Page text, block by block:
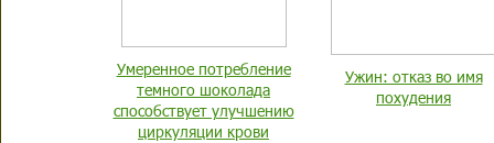
Умеренное потребление
темного шоколада
способствует улучшению
циркуляции крови
Ужин: отказ во имя
похудения